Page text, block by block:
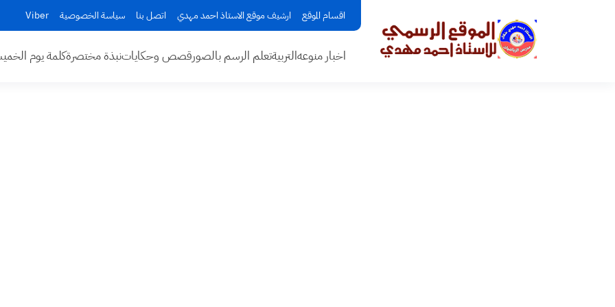
اقسام الموقع ارشيف موقع الاستاذ احمد مهدي اتصل بنا سياسة الخصوصية Viber
اخبار منوعهالتربيةتعلم الرسم بالصورقصص وحكاياتنبذة مختصرةكلمة يوم